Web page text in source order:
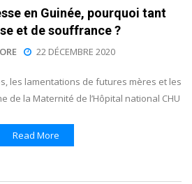
en Guinée, pourquoi tant
et de souffrance ?
22 DÉCEMBRE 2020
les lamentations de futures mères et les
de la Maternité de l’Hôpital national CHU
Read More